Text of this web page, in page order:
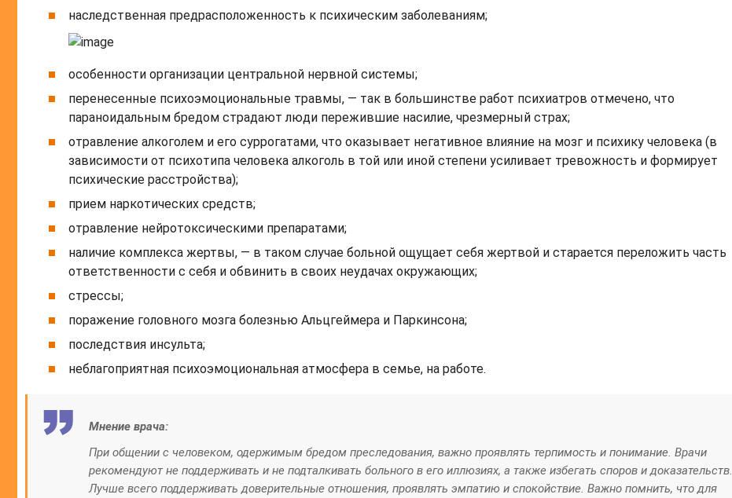
наследственная предрасположенность к психическим заболеваниям;
особенности организации центральной нервной системы;
перенесенные психоэмоциональные травмы, — так в большинстве работ психиатров отмечено, что
параноидальным бредом страдают люди пережившие насилие, чрезмерный страх;
отравление алкоголем и его суррогатами, что оказывает негативное влияние на мозг и психику человека (в
зависимости от психотипа человека алкоголь в той или иной степени усиливает тревожность и формирует
психические расстройства);
прием наркотических средств;
отравление нейротоксическими препаратами;
наличие комплекса жертвы, — в таком случае больной ощущает себя жертвой и старается переложить часть
ответственности с себя и обвинить в своих неудачах окружающих;
стрессы;
поражение головного мозга болезнью Альцгеймера и Паркинсона;
последствия инсульта;
неблагоприятная психоэмоциональная атмосфера в семье, на работе.
Мнение врача:
При общении с человеком, одержимым бредом преследования, важно проявлять терпимость и понимание. Врачи
рекомендуют не поддерживать и не подталкивать больного в его иллюзиях, а также избегать споров и доказательств.
Лучше всего поддерживать доверительные отношения, проявлять эмпатию и спокойствие. Важно помнить, что для